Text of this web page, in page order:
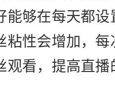
能够在每天都
粘性会增加，
观看，提高直播